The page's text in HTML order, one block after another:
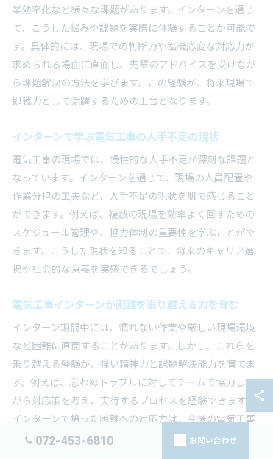
業効率化など様々な課題があります。インターンを通じ
て、こうした悩みや課題を実際に体験することが可能で
す。具体的には、現場での判断力や臨機応変な対応力が
求められる場面に直面し、先輩のアドバイスを受けなが
ら課題解決の方法を学びます。この経験が、将来現場で
即戦力として活躍するための土台となります。
インターンで学ぶ電気工事の人手不足の現状
電気工事の現場では、慢性的な人手不足が深刻な課題と
なっています。インターンを通じて、現場の人員配置や
作業分担の工夫など、人手不足の現状を肌で感じること
ができます。例えば、複数の現場を効率よく回すための
スケジュール管理や、協力体制の重要性を学ぶことがで
きます。こうした現状を知ることで、将来のキャリア選
択や社会的な意義を実感できるでしょう。
電気工事インターンが困難を乗り越える力を育む
インターン期間中には、慣れない作業や厳しい現場環境
など困難に直面することがあります。しかし、これらを
乗り越える経験が、強い精神力と課題解決能力を育てま
す。例えば、思わぬトラブルに対してチームで協力しな
がら対応策を考え、実行するプロセスを経験できます。
インターンで培った困難への対応力は、今後の電気工事
士としての成長に直結します。
072-453-6810 お問い合わせ